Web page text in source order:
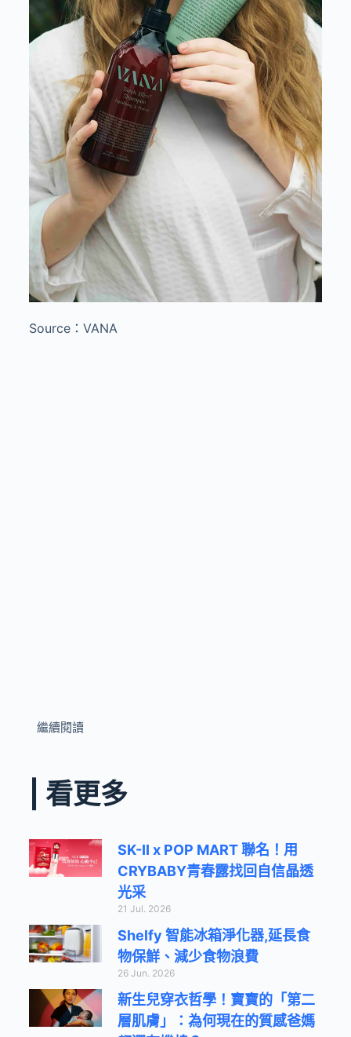
Source：VANA
繼續閱讀
| 看更多
SK-II x POP MART 聯名！用
CRYBABY青春露找回自信晶透
光采
21 Jul. 2026
Shelfy 智能冰箱淨化器,延長食
物保鮮、減少食物浪費
26 Jun. 2026
新生兒穿衣哲學！寶寶的「第二
層肌膚」：為何現在的質感爸媽